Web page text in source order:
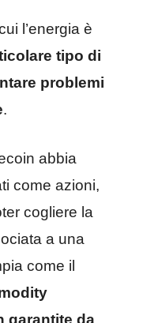
l’energia è
tipo di
problemi
.
abbia
come azioni,
cogliere la
a una
come il